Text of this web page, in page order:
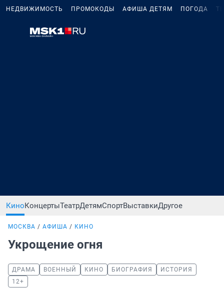
НЕДВИЖИМОСТЬ ПРОМОКОДЫ АФИША ДЕТЯМ ПОГОДА
КиноКонцертыТеатрДетямСпортВыставкиДругое
МОСКВА АФИША КИНО
Укрощение огня
ДРАМА ВОЕННЫЙ КИНО БИОГРАФИЯ
ИСТОРИЯ
12+